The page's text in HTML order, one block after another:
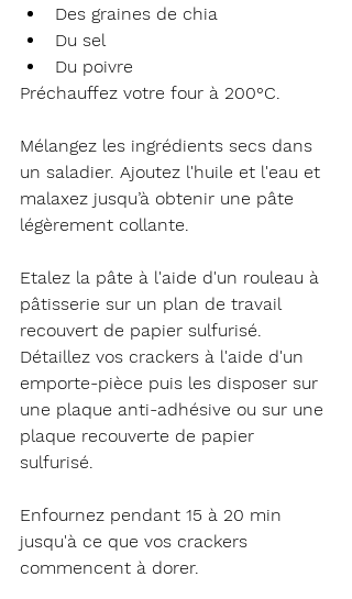
Des graines de chia
Du sel
Du poivre
Préchauffez votre four à 200°C.
Mélangez les ingrédients secs dans
un saladier. Ajoutez l'huile et l'eau et
malaxez jusqu’à obtenir une pâte
légèrement collante.
Etalez la pâte à l'aide d'un rouleau à
pâtisserie sur un plan de travail
recouvert de papier sulfurisé.
Détaillez vos crackers à l'aide d'un
emporte-pièce puis les disposer sur
une plaque anti-adhésive ou sur une
plaque recouverte de papier
sulfurisé.
Enfournez pendant 15 à 20 min
jusqu'à ce que vos crackers
commencent à dorer.